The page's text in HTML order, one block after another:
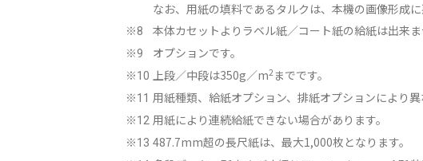
なお、用紙の填料であるタルクは、本機の画像形成
※8 本体カセットよりラベル紙／コート紙の給紙は出来ま
※9 オプションです。
※10 上段／中段は350g／m2 までです。
※11 用紙種類、給紙オプション、排紙オプションにより異
※12 用紙により連続給紙できない場合があります。
※13 487.7mm超の長尺紙は、最大1,000枚となります。